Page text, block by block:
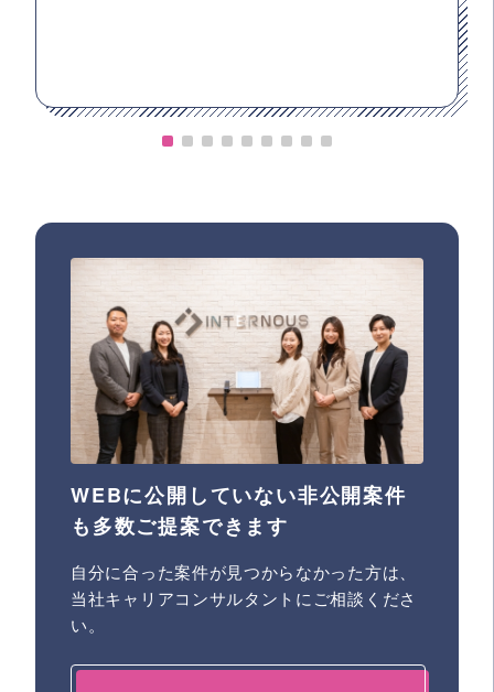
WEBに公開していない非公開案件
も多数ご提案できます
自分に合った案件が見つからなかった方は、
当社キャリアコンサルタントにご相談くださ
い。